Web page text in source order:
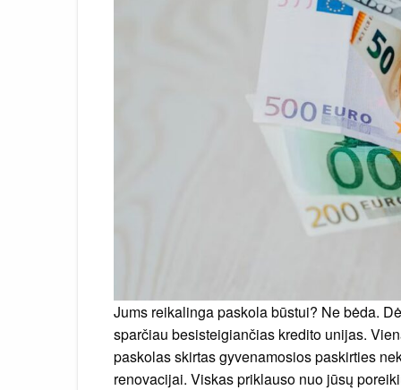
Jums reikalinga paskola būstui? Ne bėda.
sparčiau besisteigiančias kredito unijas.
paskolas skirtas gyvenamosios paskirties
renovacijai. Viskas priklauso nuo jūsų